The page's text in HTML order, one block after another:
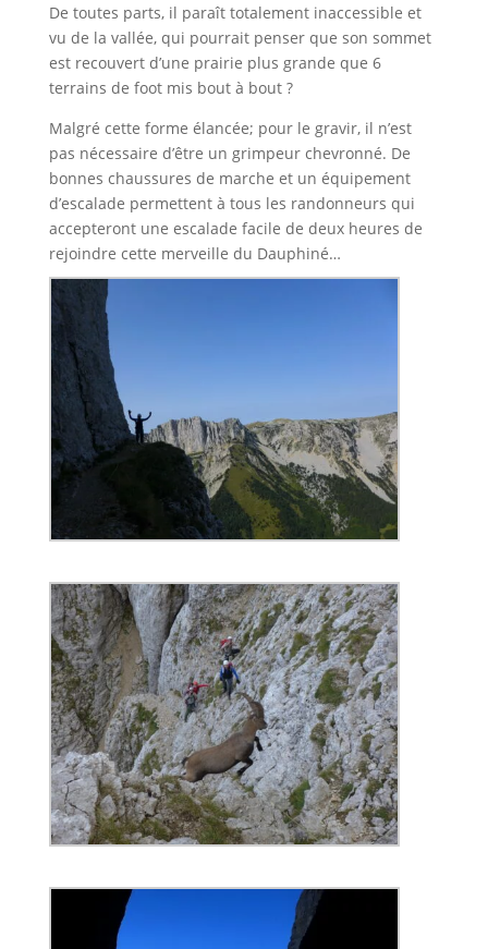
De toutes parts, il paraît totalement inaccessible et
vu de la vallée, qui pourrait penser que son sommet
est recouvert d’une prairie plus grande que 6
terrains de foot mis bout à bout ?
Malgré cette forme élancée; pour le gravir, il n’est
pas nécessaire d’être un grimpeur chevronné. De
bonnes chaussures de marche et un équipement
d’escalade permettent à tous les randonneurs qui
accepteront une escalade facile de deux heures de
rejoindre cette merveille du Dauphiné…